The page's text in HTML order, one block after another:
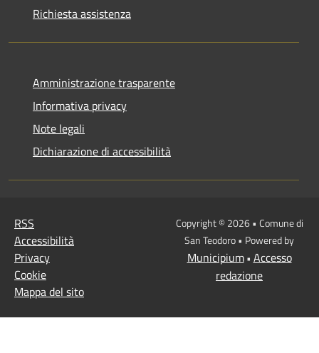
Richiesta assistenza
Amministrazione trasparente
Informativa privacy
Note legali
Dichiarazione di accessibilità
RSS
Accessibilità
Privacy
Cookie
Mappa del sito
Copyright © 2026 • Comune di
San Teodoro • Powered by
Municipium• Accesso
redazione